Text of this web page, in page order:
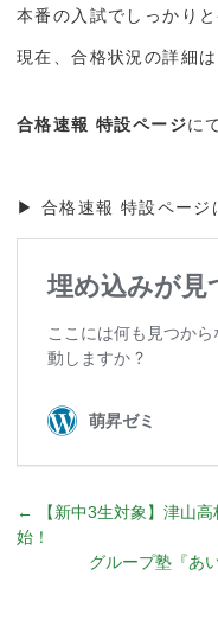
本番の入試でしっかりと
現在、合格状況の詳細は
合格速報 特設ページに
▶︎ 合格速報 特設ページ
←
【新中3生対象】津山
始！
グループ塾『あ